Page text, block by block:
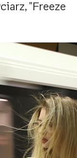
"Freeze